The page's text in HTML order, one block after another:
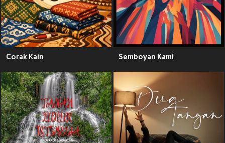
Corak Kain Semboyan Kami